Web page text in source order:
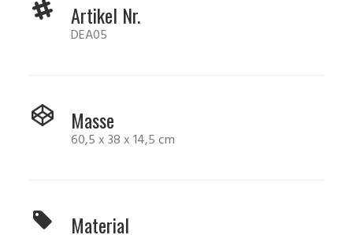
Artikel Nr.
DEA05
Masse
60,5 x 38 x 14,5 cm
Material